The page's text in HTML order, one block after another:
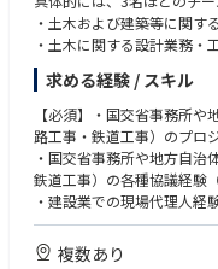
・土木および建築等に関す
・土木に関する設計業務・
・発注者におけるマネジメ
求める経験 / スキル
【必須】・国交省事務所
路工事・鉄道工事）のプロ
・国交省事務所や地方自治
鉄道工事）の各種協議経験
・建設業での現場代理人経
術） ・建築設計、設備（
【歓迎】 ・技術士もしく
複数あり